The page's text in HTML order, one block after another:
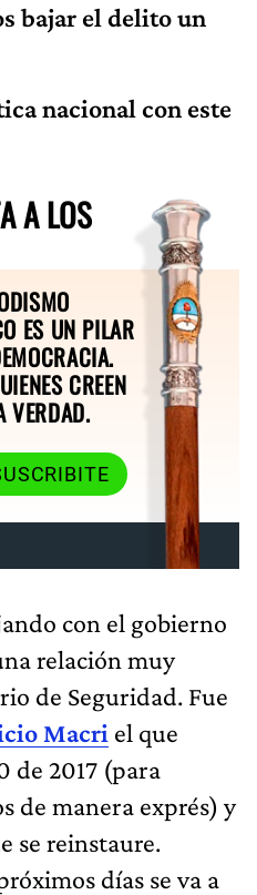
bajar el delito un
nacional con este
A LOS
ES UN PILAR
CREEN
VERDAD.
con el gobierno
relación muy
de Seguridad. Fue
Macri el que
de 2017 (para
de manera exprés) y
se reinstaure.
días se va a